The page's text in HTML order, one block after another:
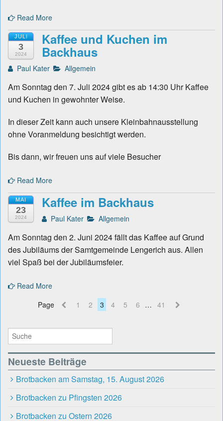
Read More
JULI
3
2024
Kaffee und Kuchen im
Backhaus
Paul Kater Allgemein
Am Sonntag den 7. Juli 2024 gibt es ab 14:30 Uhr Kaffee
und Kuchen in gewohnter Weise.
In dieser Zeit kann auch unsere Kleinbahnausstellung
ohne Voranmeldung besichtigt werden.
Bis dann, wir freuen uns auf viele Besucher
Read More
MAI
23
2024
Kaffee im Backhaus
Paul Kater Allgemein
Am Sonntag den 2. Juni 2024 fällt das Kaffee auf Grund
des Jubiläums der Samtgemeinde Lengerich aus. Allen
viel Spaß bei der Jubiläumsfeier.
Read More
Page
1 2 3 4 5 6 … 41
Neueste Beiträge
Brotbacken am Samstag, 15. August 2026
Brotbacken zu Pfingsten 2026
Brotbacken zu Ostern 2026